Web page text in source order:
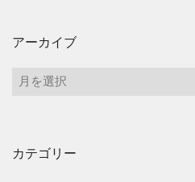
アーカイブ
ア
ブ
カテゴリー